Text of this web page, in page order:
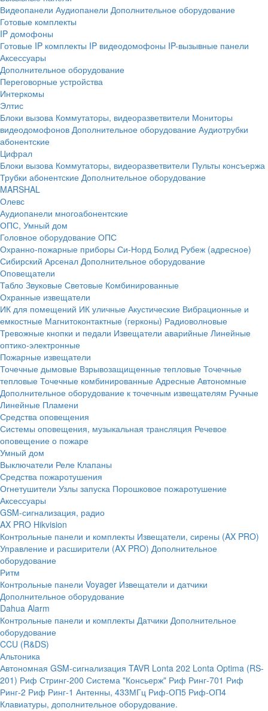
Видеопанели Аудиопанели Дополнительное оборудование
Готовые комплекты
IP домофоны
Готовые IP комплекты IP видеодомофоны IP-вызывные панели
Аксессуары
Дополнительное оборудование
Переговорные устройства
Интеркомы
Элтис
Блоки вызова Коммутаторы, видеоразветвители Мониторы
видеодомофонов Дополнительное оборудование Аудиотрубки
абонентские
Цифрал
Блоки вызова Коммутаторы, видеоразветвители Пульты консъержа
Трубки абонентские Дополнительное оборудование
MARSHAL
Олевс
Аудиопанели многоабонентские
ОПС, Умный дом
Головное оборудование ОПС
Охранно-пожарные приборы Си-Норд Болид Рубеж (адресное)
Сибирский Арсенал Дополнительное оборудование
Оповещатели
Табло Звуковые Световые Комбинированные
Охранные извещатели
ИК для помещений ИК уличные Акустические Вибрационные и
емкостные Магнитоконтактные (герконы) Радиоволновые
Тревожные кнопки и педали Извещатели аварийные Линейные
оптико-электронные
Пожарные извещатели
Точечные дымовые Взрывозащищенные тепловые Точечные
тепловые Точечные комбинированные Адресные Автономные
Дополнительное оборудование к точечным извещателям Ручные
Линейные Пламени
Средства оповещения
Системы оповещения, музыкальная трансляция Речевое
оповещение о пожаре
Умный дом
Выключатели Реле Клапаны
Средства пожаротушения
Огнетушители Узлы запуска Порошковое пожаротушение
Аксессуары
GSM-сигнализация, радио
AX PRO Hikvision
Контрольные панели и комплекты Извещатели, сирены (AX PRO)
Управление и расширители (AX PRO) Дополнительное
оборудование
Ритм
Контрольные панели Voyager Извещатели и датчики
Дополнительное оборудование
Dahua Alarm
Контрольные панели и комплекты Датчики Дополнительное
оборудование
CCU (R&DS)
Альтоника
Автономная GSM-сигнализация TAVR Lonta 202 Lonta Optima (RS-
201) Риф Стринг-200 Система "Консьерж" Риф Ринг-701 Риф
Ринг-2 Риф Ринг-1 Антенны, 433МГц Риф-ОП5 Риф-ОП4
Клавиатуры, дополнительное оборудование.